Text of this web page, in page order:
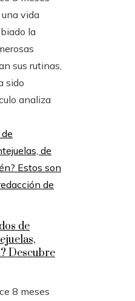
vida
la
sus rutinas,
sido
analiza
de
Descubre
8 meses